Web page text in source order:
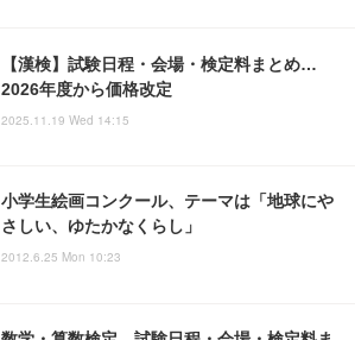
【漢検】試験日程・会場・検定料まとめ…
2026年度から価格改定
2025.11.19 Wed 14:15
小学生絵画コンクール、テーマは「地球にや
さしい、ゆたかなくらし」
2012.6.25 Mon 10:23